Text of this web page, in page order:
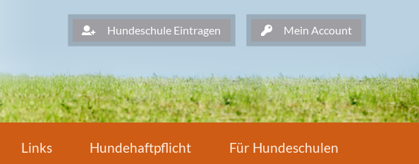
Hundeschule Eintragen Mein Account
Links Hundehaftpflicht Für Hundeschulen